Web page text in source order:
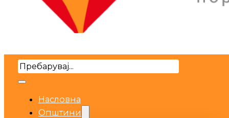
Search
Насловна
Општини